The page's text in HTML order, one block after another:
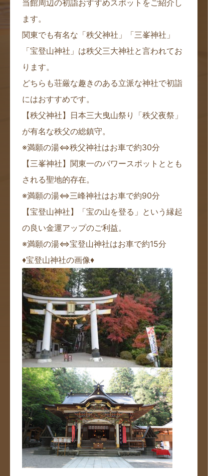
当館周辺の初詣おすすめスポットをご紹介し
ます。
関東でも有名な「秩父神社」「三峯神社」
「宝登山神社」は秩父三大神社と言われてお
ります。
どちらも荘厳な趣きのある立派な神社で初詣
にはおすすめです。
【秩父神社】日本三大曳山祭り「秩父夜祭」
が有名な秩父の総鎮守。
※満願の湯⇔秩父神社はお車で約30分
【三峯神社】関東一のパワースポットととも
される聖地的存在。
※満願の湯⇔三峰神社はお車で約90分
【宝登山神社】「宝の山を登る」という縁起
の良い金運アップのご利益。
※満願の湯⇔宝登山神社はお車で約15分
♦宝登山神社の画像♦